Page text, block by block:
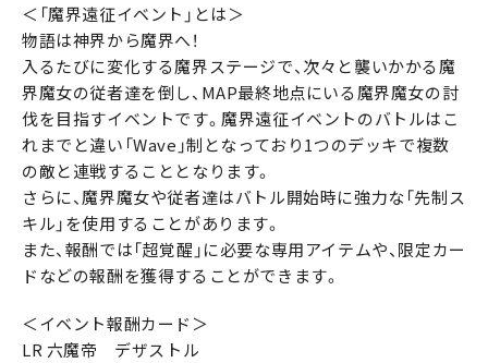
＜「魔界遠征イベント」とは＞
物語は神界から魔界へ！
入るたびに変化する魔界ステージで、次々と襲いかかる魔
界魔女の従者達を倒し、MAP最終地点にいる魔界魔女の討
伐を目指すイベントです。魔界遠征イベントのバトルはこ
れまでと違い「Wave」制となっており1つのデッキで複数
の敵と連戦することとなります。
さらに、魔界魔女や従者達はバトル開始時に強力な「先制ス
キル」を使用することがあります。
また、報酬では「超覚醒」に必要な専用アイテムや、限定カー
ドなどの報酬を獲得することができます。
＜イベント報酬カード＞
LR 六魔帝 デザストル